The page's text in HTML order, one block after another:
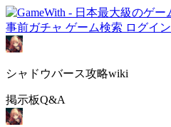
事前ガチャ ゲーム検索 ログイン
シャドウバース攻略wiki
掲示板Q&A